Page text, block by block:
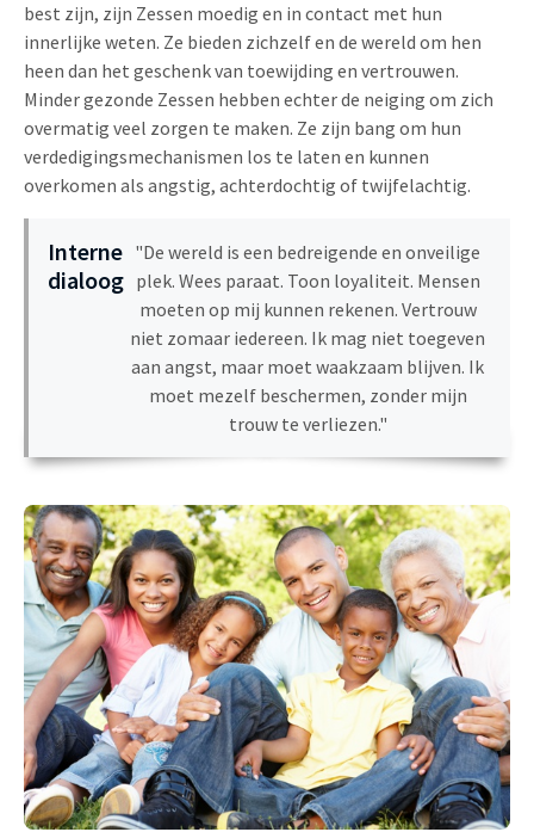
best zijn, zijn Zessen moedig en in contact met hun
innerlijke weten. Ze bieden zichzelf en de wereld om hen
heen dan het geschenk van toewijding en vertrouwen.
Minder gezonde Zessen hebben echter de neiging om zich
overmatig veel zorgen te maken. Ze zijn bang om hun
verdedigingsmechanismen los te laten en kunnen
overkomen als angstig, achterdochtig of twijfelachtig.
Interne
dialoog
"De wereld is een bedreigende en onveilige
plek. Wees paraat. Toon loyaliteit. Mensen
moeten op mij kunnen rekenen. Vertrouw
niet zomaar iedereen. Ik mag niet toegeven
aan angst, maar moet waakzaam blijven. Ik
moet mezelf beschermen, zonder mijn
trouw te verliezen."